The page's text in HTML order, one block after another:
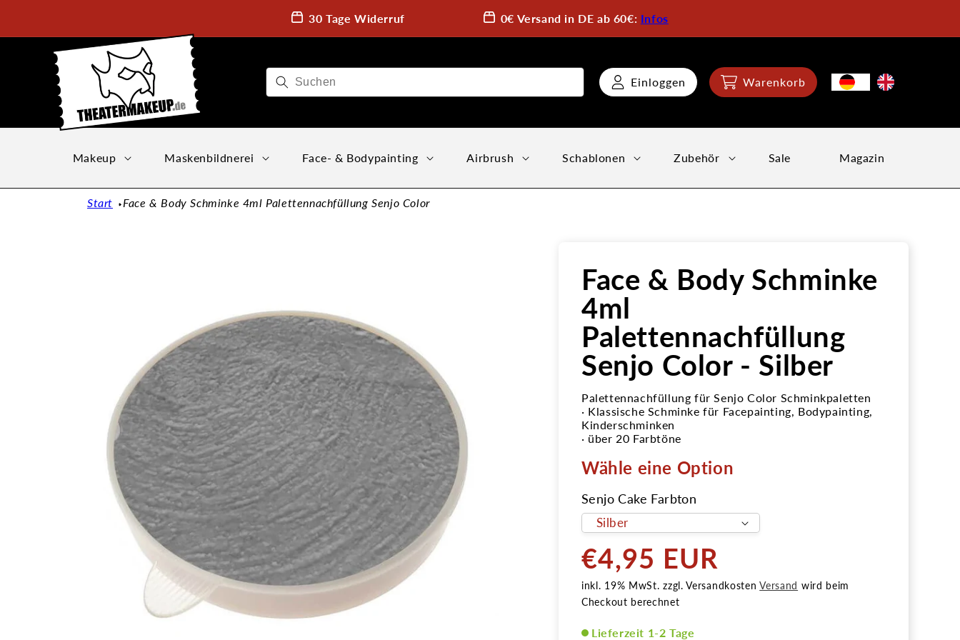
30 Tage Widerruf 0€ Versand in DE ab 60€: Infos
Einloggen Warenkorb
Makeup Maskenbildnerei Face- & Bodypainting Airbrush Schablonen Zubehör Sale Magazin
Start Face & Body Schminke 4ml Palettennachfüllung Senjo Color
Face & Body Schminke
4ml
Palettennachfüllung
Senjo Color - Silber
Palettennachfüllung für Senjo Color Schminkpaletten
· Klassische Schminke für Facepainting, Bodypainting,
Kinderschminken
· über 20 Farbtöne
Wähle eine Option
Senjo Cake Farbton
Normaler
Preis
€4,95 EUR
inkl. 19% MwSt. zzgl. VersandkostenVersand wird beim
Checkout berechnet
Lieferzeit 1-2 Tage